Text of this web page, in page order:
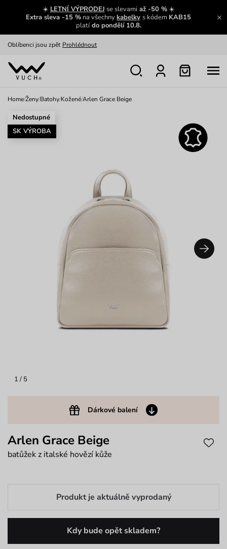
☀️ LETNÍ VÝPRODEJ se slevamiaž -50 %☀️
Extra sleva -15 % na všechnykabelky s kódem KAB15
platído pondělí 10.8.
Zajímavosti ze světa Vuch:
Zobrazit
Oblíbenci jsou zpět Prohlédnout
Nech se inspirovat
Home/Ženy/Batohy/Kožené/Arlen Grace Beige
1 / 5
Dárkové balení
Nedostupné
SK VÝROBA
Arlen Grace Beige
batůžek z italské hovězí kůže
Produkt je aktuálně vyprodaný
Kdy bude opět skladem?